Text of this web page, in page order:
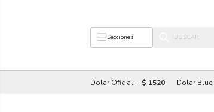
Secciones
Dolar Oficial: $ 1520 Dolar Blue: